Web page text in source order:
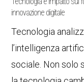
innovazione digitale
Tecnologia
l’intelligenza
sociale. Non solo